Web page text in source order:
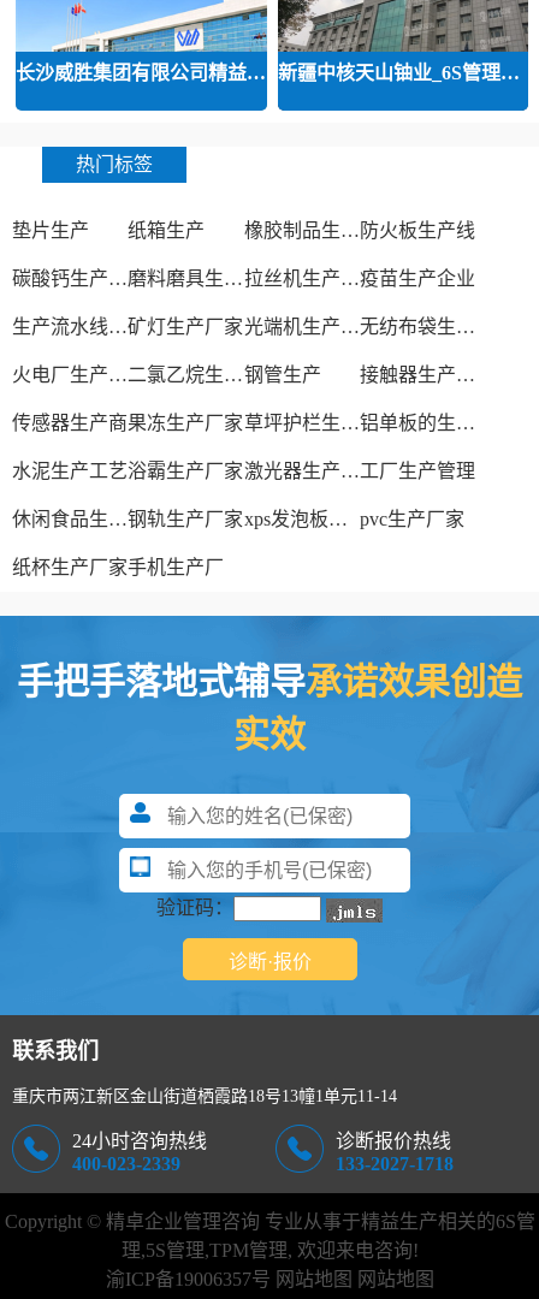
长沙威胜集团有限公司精益运营 新疆中核天山铀业_6S管理和精益管
热门标签
垫片生产 纸箱生产 橡胶制品生产厂 防火板生产线
碳酸钙生产设备 磨料磨具生产厂家 拉丝机生产厂家疫苗生产企业
生产流水线设备矿灯生产厂家 光端机生产厂家 无纺布袋生产厂家
火电厂生产过程 二氯乙烷生产厂家钢管生产 接触器生产厂家
传感器生产商果冻生产厂家 草坪护栏生产厂家 铝单板的生产厂家
水泥生产工艺浴霸生产厂家 激光器生产厂家工厂生产管理
休闲食品生产线钢轨生产厂家 xps发泡板材生产线 pvc生产厂家
纸杯生产厂家手机生产厂
手把手落地式辅导承诺效果创造
实效
验证码：
联系我们
重庆市两江新区金山街道栖霞路18号13幢1单元11-14
24小时咨询热线
400-023-2339
诊断报价热线
133-2027-1718
Copyright © 精卓企业管理咨询 专业从事于精益生产相关的6S管
理,5S管理,TPM管理, 欢迎来电咨询!
渝ICP备19006357号 网站地图 网站地图